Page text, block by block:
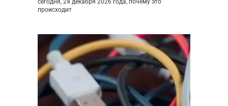
сегодня, 24 декабря 2026 года, почему это
происходит